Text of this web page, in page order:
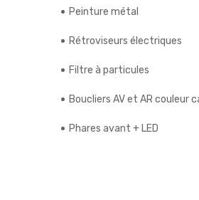
Peinture métal
Rétroviseurs électriques
Filtre à particules
Boucliers AV et AR couleur
Phares avant + LED